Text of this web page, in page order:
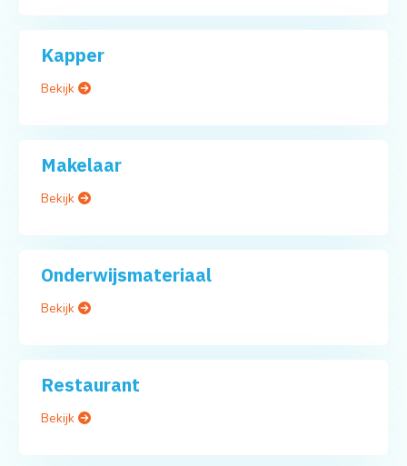
Kapper
Bekijk
Makelaar
Bekijk
Onderwijsmateriaal
Bekijk
Restaurant
Bekijk